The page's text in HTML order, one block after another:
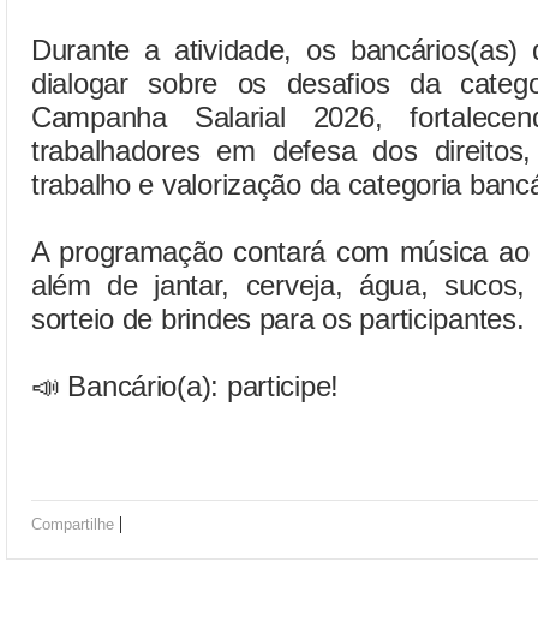
Durante a atividade, os bancários(as)
dialogar sobre os desafios da
Campanha Salarial 2026,
trabalhadores em defesa dos
trabalho e valorização da categoria
A programação contará com música
além de jantar, cerveja, água, sucos,
sorteio de brindes para os participantes.
📣 Bancário(a): participe!
Compartilhe |